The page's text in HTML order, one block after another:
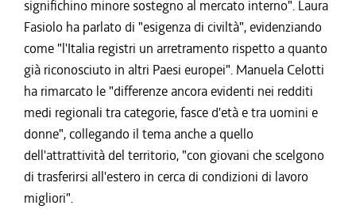
significhino minore sostegno al mercato interno". Laura
Fasiolo ha parlato di "esigenza di civiltà", evidenziando
come "l'Italia registri un arretramento rispetto a quanto
già riconosciuto in altri Paesi europei". Manuela Celotti
ha rimarcato le "differenze ancora evidenti nei redditi
medi regionali tra categorie, fasce d'età e tra uomini e
donne", collegando il tema anche a quello
dell'attrattività del territorio, "con giovani che scelgono
di trasferirsi all'estero in cerca di condizioni di lavoro
migliori".